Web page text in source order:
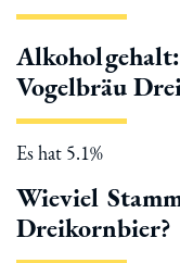
Vogelbräu
Es hat 5.1%
Wieviel
Dreikornbier?